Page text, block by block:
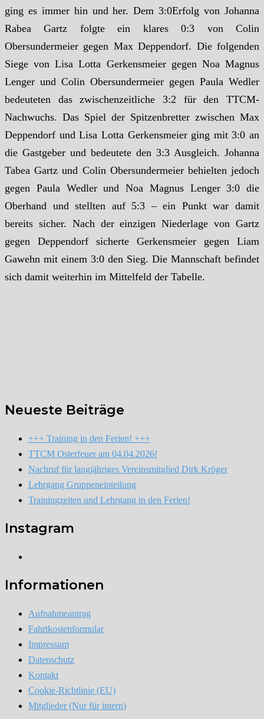
ging es immer hin und her. Dem 3:0Erfolg von Johanna
Rabea Gartz folgte ein klares 0:3 von Colin
Obersundermeier gegen Max Deppendorf. Die folgenden
Siege von Lisa Lotta Gerkensmeier gegen Noa Magnus
Lenger und Colin Obersundermeier gegen Paula Wedler
bedeuteten das zwischenzeitliche 3:2 für den TTCM-
Nachwuchs. Das Spiel der Spitzenbretter zwischen Max
Deppendorf und Lisa Lotta Gerkensmeier ging mit 3:0 an
die Gastgeber und bedeutete den 3:3 Ausgleich. Johanna
Tabea Gartz und Colin Obersundermeier behielten jedoch
gegen Paula Wedler und Noa Magnus Lenger 3:0 die
Oberhand und stellten auf 5:3 – ein Punkt war damit
bereits sicher. Nach der einzigen Niederlage von Gartz
gegen Deppendorf sicherte Gerkensmeier gegen Liam
Gawehn mit einem 3:0 den Sieg. Die Mannschaft befindet
sich damit weiterhin im Mittelfeld der Tabelle.
Neueste Beiträge
+++ Training in den Ferien! +++
TTCM Osterfeuer am 04.04.2026!
Nachruf für langjähriges Vereinsmitglied Dirk Kröger
Lehrgang Gruppeneinteilung
Trainingzeiten und Lehrgang in den Ferien!
Instagram
Informationen
Aufnahmeantrag
Fahrtkostenformular
Impressum
Datenschutz
Kontakt
Cookie-Richtlinie (EU)
Mitglieder (Nur für intern)